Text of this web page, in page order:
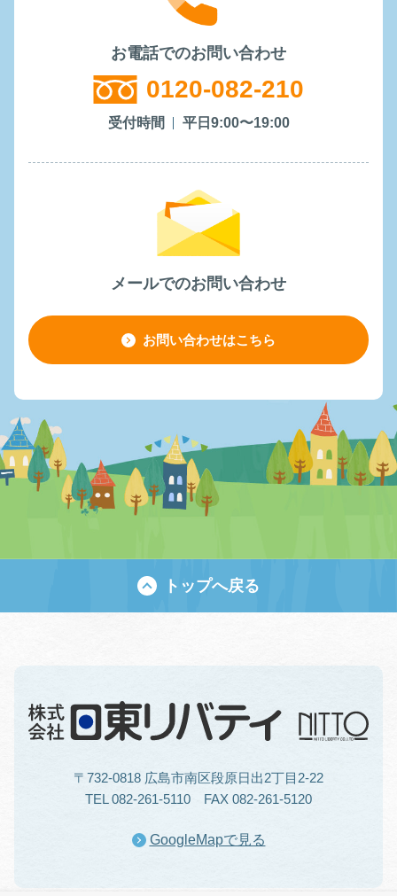
お電話でのお問い合わせ
0120-082-210
受付時間 平日9:00〜19:00
メールでのお問い合わせ
お問い合わせはこちら
トップへ戻る
〒732-0818 広島市南区段原日出2丁目2-22
TEL 082-261-5110 FAX 082-261-5120
GoogleMapで見る